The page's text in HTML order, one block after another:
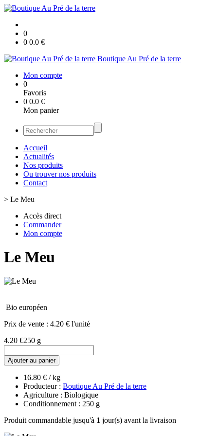
0
0 0.0 €
Boutique Au Pré de la terre
Mon compte
0
Favoris
0 0.0 €
Mon panier
Accueil
Actualités
Nos produits
Ou trouver nos produits
Contact
> Le Meu
Accès direct
Commander
Mon compte
Le Meu
Bio européen
Prix de vente : 4.20 € l'unité
4.20 €250 g
Ajouter au panier
16.80 € / kg
Producteur : Boutique Au Pré de la terre
Agriculture : Biologique
Conditionnement : 250 g
Produit commandable jusqu'à 1 jour(s) avant la livraison